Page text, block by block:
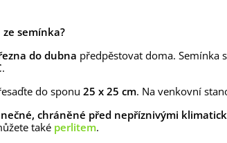
malou
-
- cibule
semínka?
do dubna předpěstovat doma. Semínka
.
do sponu 25 x 25 cm. Na venkovní
chráněné před nepříznivými
také perlitem.